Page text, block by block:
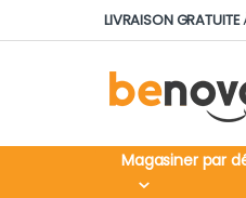
Skip to navigation
Skip to contentLIVRAISON GRATUITE
Magasiner par